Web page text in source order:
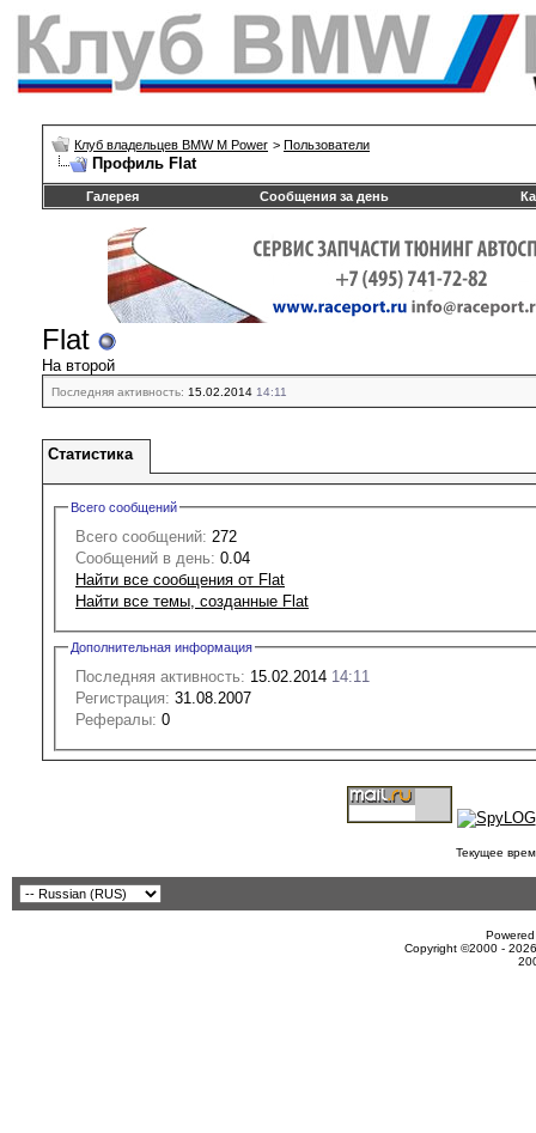
Клуб владельцев BMW M Power > Пользователи
Профиль Flat
Галерея Сообщения за день
Flat
На второй
Последняя активность: 15.02.2014 14:11
Статистика
Всего сообщений
Всего сообщений: 272
Сообщений в день: 0.04
Найти все сообщения от Flat
Найти все темы, созданные Flat
Дополнительная информация
Последняя активность: 15.02.2014 14:11
Регистрация: 31.08.2007
Рефералы: 0
Текущее
Copyright ©2000 -